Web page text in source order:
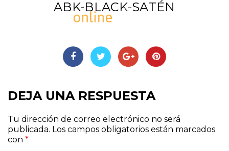
ABK-BLACK-SATÉN
DEJA UNA RESPUESTA
Tu dirección de correo electrónico no será
publicada. Los campos obligatorios están marcados
con *